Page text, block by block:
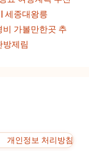
세종대왕릉
가볼만한곳 추
방제림
개인정보 처리방침